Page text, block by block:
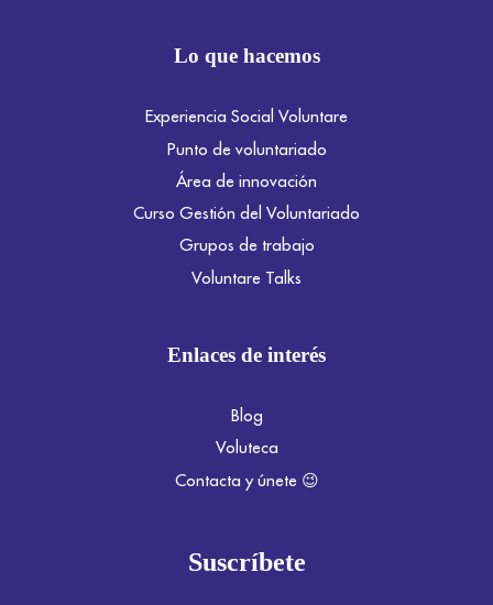
Lo que hacemos
Experiencia Social Voluntare
Punto de voluntariado
Área de innovación
Curso Gestión del Voluntariado
Grupos de trabajo
Voluntare Talks
Enlaces de interés
Blog
Voluteca
Contacta y únete 😉
Suscríbete